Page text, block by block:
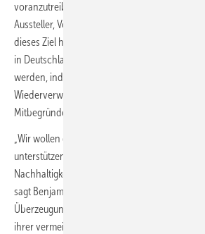
voranzutreiben, bringt STEP
Aussteller, Verbände und Medien zusammen,
dieses Ziel hinzuarbeiten. Letztlich sollen
in Deutschland bis zum Beginn des nächsten
werden, indem sie umfassende Maßnahmen
Wiederverwendung und Wiederverwertung
Mitbegründet wurde die Initiative von EUPD
„Wir wollen den Übergang zu abfallfreien und
unterstützen, indem wir führende
Nachhaltigkeit auszeichnen und bewährte
sagt Benjamin Low, Mitbegründer von STEP.
Überzeugung, dass jede
ihrer vermeintlichen Größe, wichtig ist, und